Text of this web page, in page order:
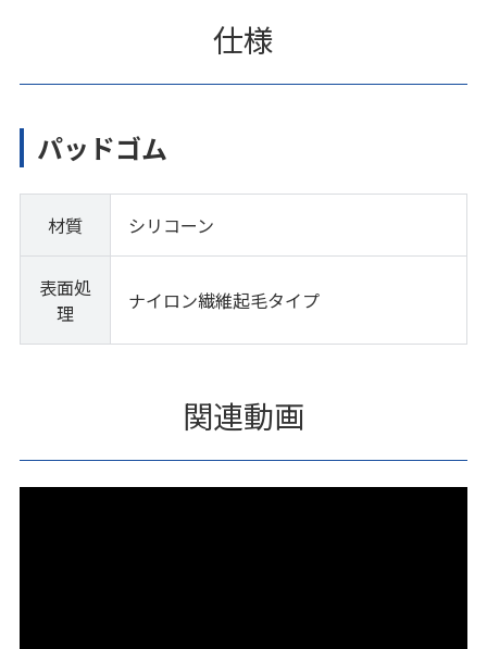
仕様
パッドゴム
材質 シリコーン
表面処
理
ナイロン繊維起毛タイプ
関連動画